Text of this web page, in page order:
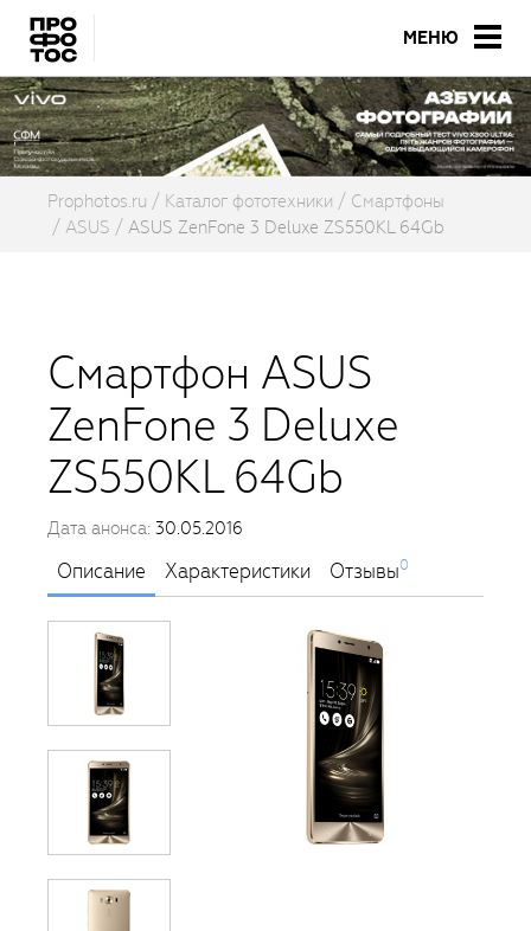
МЕНЮ
Prophotos.ru Каталог фототехники
Смартфоны
ASUS
ASUS ZenFone 3 Deluxe ZS550KL 64Gb
Смартфон ASUS
ZenFone 3 Deluxe
ZS550KL 64Gb
Дата анонса: 30.05.2016
Описание Характеристики Отзывы0